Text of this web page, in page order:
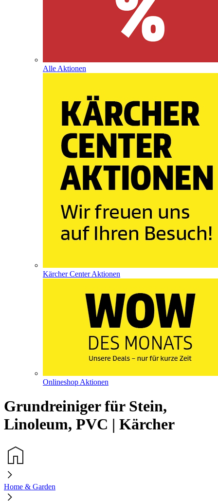
Alle Aktionen
Kärcher Center Aktionen
Onlineshop Aktionen
Grundreiniger für Stein,
Linoleum, PVC | Kärcher
Home & Garden